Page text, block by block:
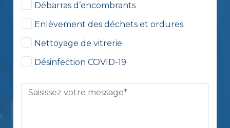
Débarras d’encombrants
Enlèvement des déchets et ordures
Nettoyage de vitrerie
Désinfection COVID-19